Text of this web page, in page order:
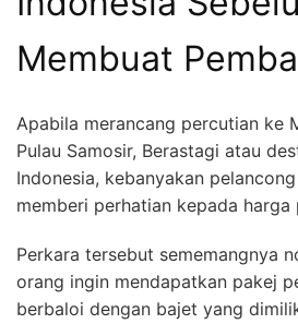
Membuat
Apabila merancang percutian ke
Pulau Samosir, Berastagi atau
Indonesia, kebanyakan
memberi perhatian kepada
Perkara tersebut sememangnya
orang ingin mendapatkan pakej
berbaloi dengan bajet yang